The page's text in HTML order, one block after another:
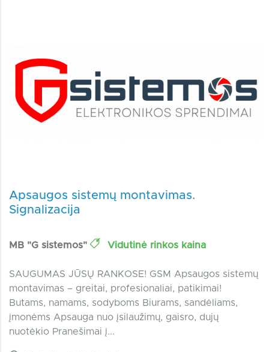
Apsaugos sistemų montavimas.
Signalizacija
MB "G sistemos" Vidutinė rinkos kaina
SAUGUMAS JŪSŲ RANKOSE! GSM Apsaugos sistemų
montavimas – greitai, profesionaliai, patikimai!
Butams, namams, sodyboms Biurams, sandėliams,
įmonėms Apsauga nuo įsilaužimų, gaisro, dujų
nuotėkio Pranešimai į...